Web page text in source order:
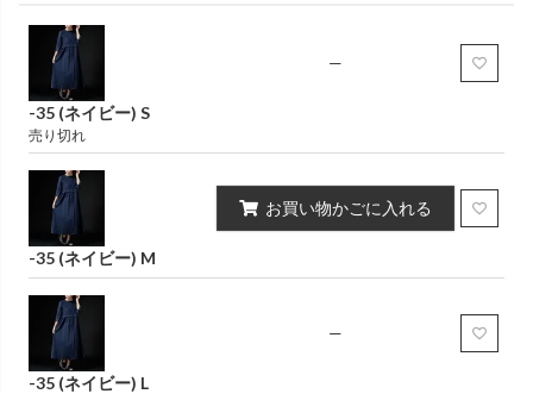
-35 (ネイビー) S
売り切れ
—
-35 (ネイビー) M
お買い物かごに入れる
-35 (ネイビー) L
—